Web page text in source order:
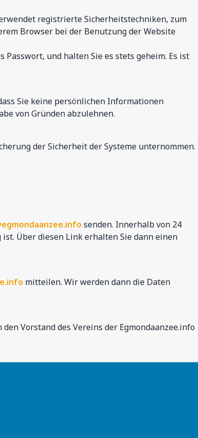
registrierte Sicherheitstechniken, zum
Browser bei der Benutzung der Website
und halten Sie es stets geheim. Es ist
Sie keine persönlichen Informationen
von Gründen abzulehnen.
der Sicherheit der Systeme unternommen.
senden. Innerhalb von 24
Über diesen Link erhalten Sie dann einen
mitteilen. Wir werden dann die Daten
Vorstand des Vereins der Egmondaanzee.info